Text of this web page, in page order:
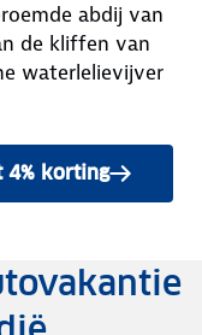
abdij van
de kliffen van
waterlelievijver
4% korting